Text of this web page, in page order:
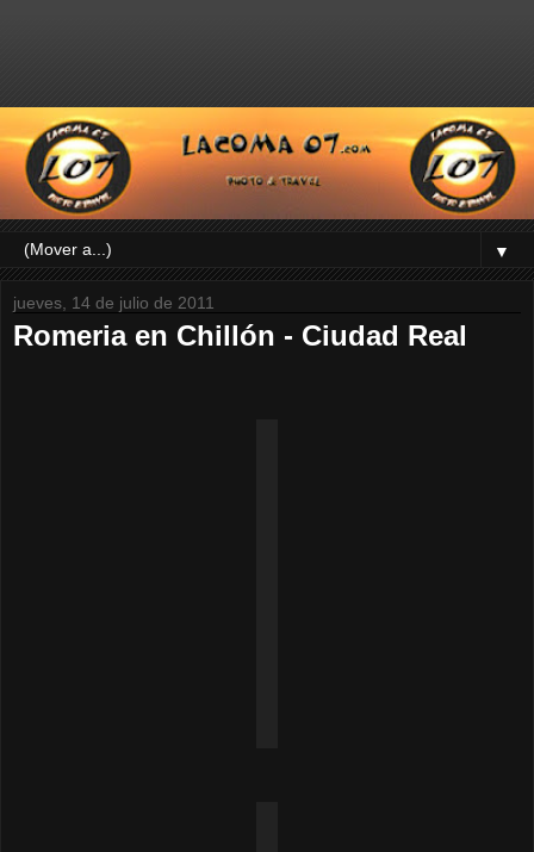
▼
jueves, 14 de julio de 2011
Romeria en Chillón - Ciudad Real